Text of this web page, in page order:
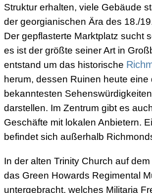
Struktur erhalten, viele Gebäude
der georgianischen Ära des 18./
Der gepflasterte Marktplatz sucht
es ist der größte seiner Art in
entstand um das historische
herum, dessen Ruinen heute eine
bekanntesten
darstellen. Im Zentrum gibt es
Geschäfte mit lokalen Anbietern.
befindet sich außerhalb
In der alten Trinity Church auf
das Green Howards Regimental
untergebracht, welches Militaria